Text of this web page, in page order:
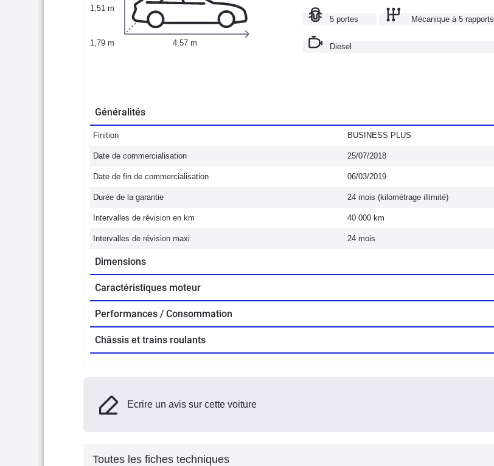
1,51 m
1,79 m 4,57 m
5 portes Mécanique à 5 rapports
Diesel
Généralités
Finition BUSINESS PLUS
Date de commercialisation 25/07/2018
Date de fin de commercialisation 06/03/2019
Durée de la garantie 24 mois (kilométrage illimité)
Intervalles de révision en km 40 000 km
Intervalles de révision maxi 24 mois
Dimensions
Caractéristiques moteur
Performances / Consommation
Châssis et trains roulants
Ecrire un avis sur cette voiture
Toutes les fiches techniques